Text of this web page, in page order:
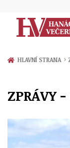
Zprávy
Přerov
Politika
Ekonomika
Kultura
Hudba
Společnost
Ženy
Sport
HLAVNÍ STRANA ›
ZPRÁVY